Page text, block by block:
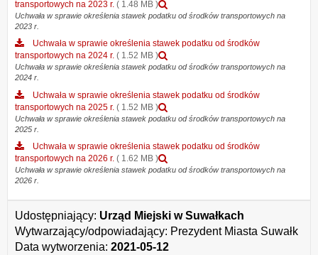
transportowych
2021
określenia
od
transportowych
2022
transportowych na 2023 r. ( 1.48 MB )
załącznika
w
określenia
od
transportowych
2023
Uchwała w sprawie określenia stawek podatku od środków transportowych na
2023 r.
Uchwała w sprawie określenia stawek podatku od środków
transportowych na 2024 r. ( 1.52 MB )
załącznika
w
określenia
od
transportowych
2024
r.
Uchwała w sprawie określenia stawek podatku od środków transportowych na
2024 r.
Uchwała w sprawie określenia stawek podatku od środków
transportowych na 2025 r. ( 1.52 MB )
załącznika
w
określenia
od
środków
transportowych
Uchwała w sprawie określenia stawek podatku od środków transportowych na
2025 r.
Uchwała w sprawie określenia stawek podatku od środków
transportowych na 2026 r. ( 1.62 MB )
załącznika
określenia
stawek
Uchwała w sprawie określenia stawek podatku od środków transportowych na
2026 r.
Udostępniający: Urząd Miejski w Suwałkach
Wytwarzający/odpowiadający: Prezydent Miasta Suwałk
Data wytworzenia: 2021-05-12